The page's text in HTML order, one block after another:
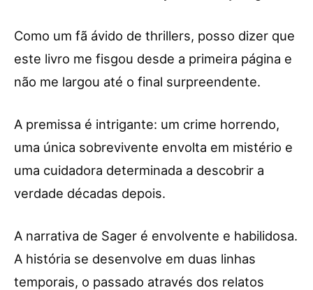
Como um fã ávido de thrillers, posso dizer que
este livro me fisgou desde a primeira página e
não me largou até o final surpreendente.
A premissa é intrigante: um crime horrendo,
uma única sobrevivente envolta em mistério e
uma cuidadora determinada a descobrir a
verdade décadas depois.
A narrativa de Sager é envolvente e habilidosa.
A história se desenvolve em duas linhas
temporais, o passado através dos relatos